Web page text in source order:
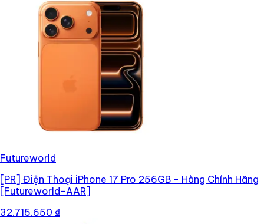
Futureworld
[PR] Điện Thoại iPhone 17 Pro 256GB - Hàng Chính Hãng
[Futureworld-AAR]
32.715.650 ₫